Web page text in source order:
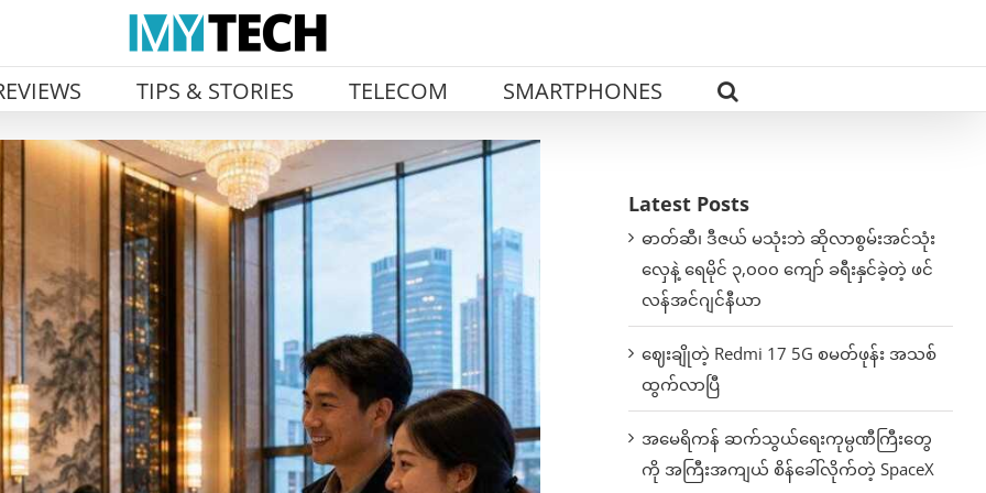
TIPS & STORIES TELECOM SMARTPHONES
Latest Posts
ဓာတ်ဆီ၊ ဒီဇယ် မသုံးဘဲ ဆိုလာစွမ်းအင်သုံး
လှေနဲ့ ရေမိုင် ၃,၀၀၀ ကျော် ခရီးနှင်ခဲ့တဲ့ ဖင်
လန်အင်ဂျင်နီယာ
ဈေးချိုတဲ့ Redmi 17 5G စမတ်ဖုန်း အသစ်
ထွက်လာပြီ
အမေရိကန် ဆက်သွယ်ရေးကုမ္ပဏီကြီးတွေ
ကို အကြီးအကျယ် စိန်ခေါ်လိုက်တဲ့ SpaceX